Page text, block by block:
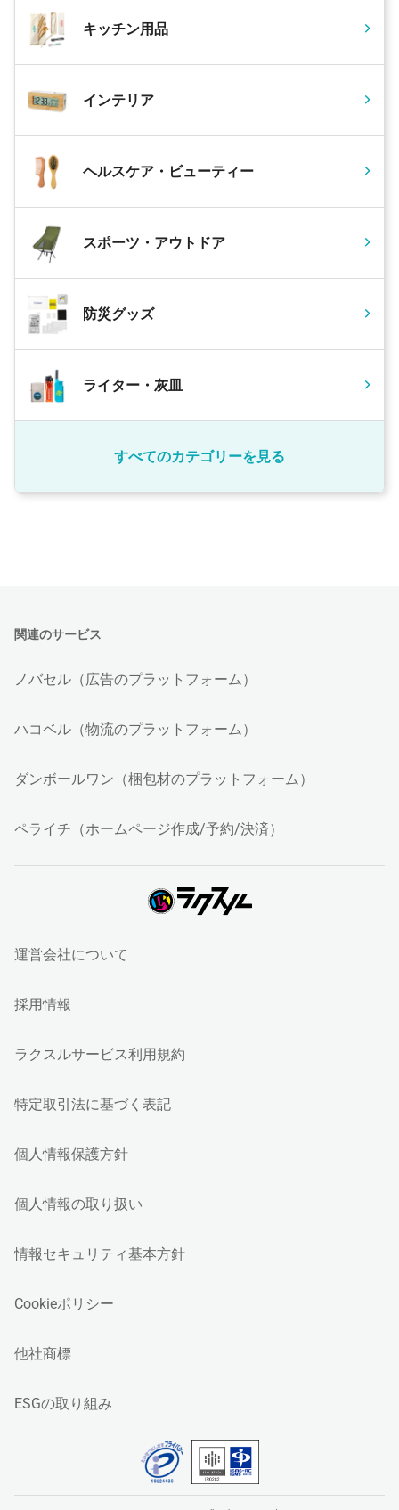
キッチン用品
インテリア
ヘルスケア・ビューティー
スポーツ・アウトドア
防災グッズ
ライター・灰皿
すべてのカテゴリーを見る
関連のサービス
ノバセル（広告のプラットフォーム）
ハコベル（物流のプラットフォーム）
ダンボールワン（梱包材のプラットフォーム）
ペライチ（ホームページ作成/予約/決済）
運営会社について
採用情報
ラクスルサービス利用規約
特定取引法に基づく表記
個人情報保護方針
個人情報の取り扱い
情報セキュリティ基本方針
Cookieポリシー
他社商標
ESGの取り組み